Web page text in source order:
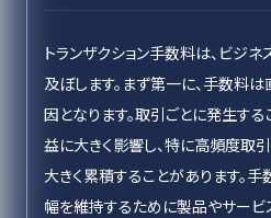
トランザクション手数料は、ビジ
及ぼします。まず第一に、手数料
因となります。取引ごとに発生す
益に大きく影響し、特に高頻度取
大きく累積することがあります。
幅を維持するために製品やサー